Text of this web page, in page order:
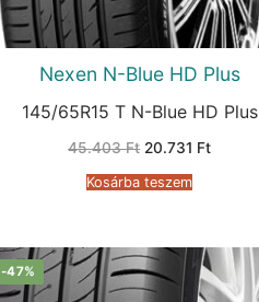
Nexen N-Blue HD Plus
145/65R15 T N-Blue HD Plus
45.403Ft Original
was:
45.403 Ft.
20.731 FtCurrent
Kosárba teszem
-47%